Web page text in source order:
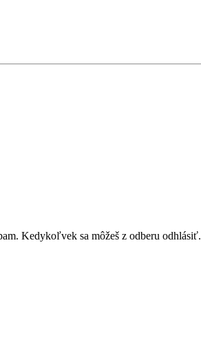
Kedykoľvek sa môžeš z odberu odhlásiť.